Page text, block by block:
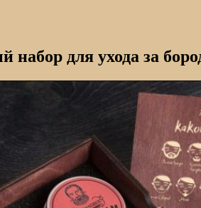
набор для ухода за